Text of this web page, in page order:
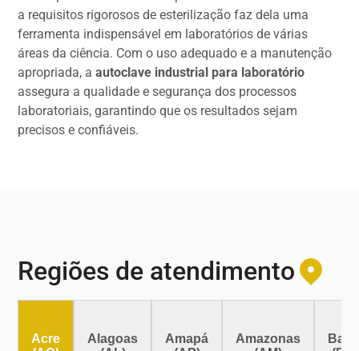
a requisitos rigorosos de esterilização faz dela uma
ferramenta indispensável em laboratórios de várias
áreas da ciência. Com o uso adequado e a manutenção
apropriada, aautoclave industrial para laboratório
assegura a qualidade e segurança dos processos
laboratoriais, garantindo que os resultados sejam
precisos e confiáveis.
Regiões de atendimento
Acre
Alagoas
Amapá
Amazonas